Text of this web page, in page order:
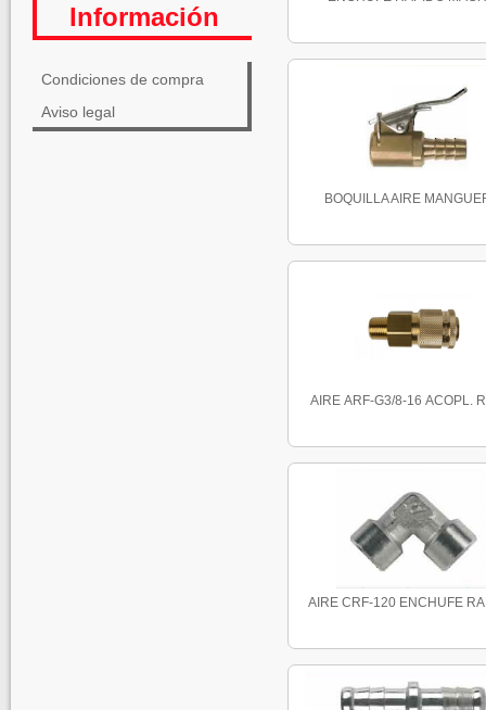
Información
Condiciones de compra
Aviso legal
BOQUILLA AIRE
AIRE ARF-G3/8-16 ACOPL.
AIRE CRF-120 ENCHUFE